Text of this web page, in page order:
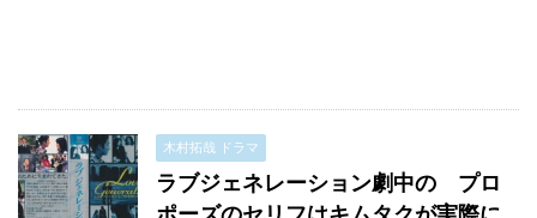
木村拓哉 ドラマ
ラブジェネレーション劇中の プロ